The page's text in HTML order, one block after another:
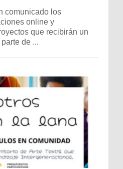
comunicado los
online y
que recibirán un
de ...